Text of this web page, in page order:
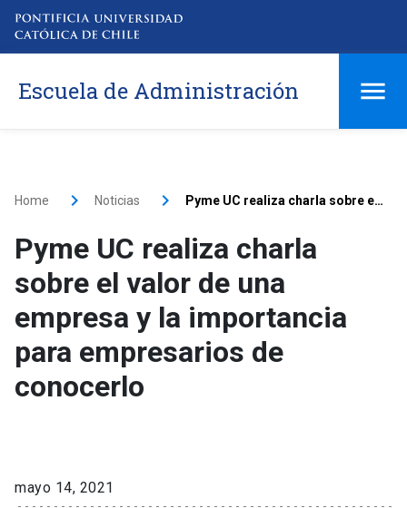
Escuela de Administración
Home Noticias Pyme UC realiza charla sobre el valor de una empresa y la importancia para empresarios de conocerlo
Pyme UC realiza charla
sobre el valor de una
empresa y la importancia
para empresarios de
conocerlo
mayo 14, 2021